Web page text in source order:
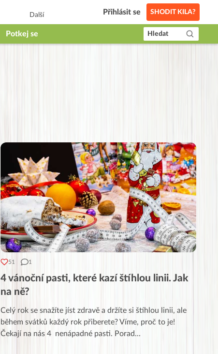
Další Přihlásit se SHODIT KILA?
Potkej se Hledat
51 1
4 vánoční pasti, které kazí štíhlou linii. Jak
na ně?
Celý rok se snažíte jíst zdravě a držíte si štíhlou linii, ale
během svátků každý rok přiberete? Víme, proč to je!
Čekají na nás 4 nenápadné pasti. Porad...